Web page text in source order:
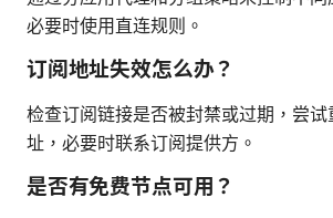
必要时使用直连规则。
订阅地址失效怎么办？
检查订阅链接是否被封禁或过期，尝
址，必要时联系订阅提供方。
是否有免费节点可用？